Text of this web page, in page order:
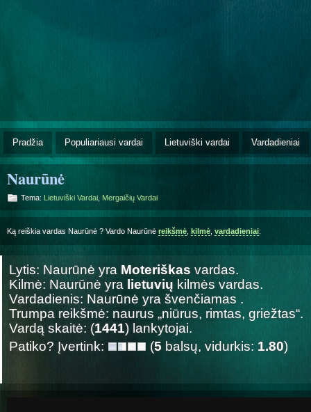
Pradžia Populiariausi vardai Lietuviški vardai Vardadieniai
Naurūnė
Tema: Lietuviški Vardai Mergaičių Vardai
Ką reiškia vardas Naurūnė ? Vardo Naurūnė reikšmė kilmė vardadieniai:
Lytis: Naurūnė yra Moteriškas vardas.
Kilmė: Naurūnė yra lietuvių kilmės vardas.
Vardadienis: Naurūnė yra švenčiamas .
Trumpa reikšmė: naurus „niūrus, rimtas, griežtas“.
Vardą skaitė: (1441) lankytojai.
Patiko? Įvertink:
(5 balsų, vidurkis: 1.80)